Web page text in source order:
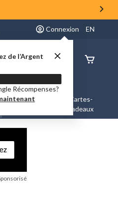
Connexion
de l’Argent
Récompenses?
EN
de
Marques
Cartes-
cadeaux